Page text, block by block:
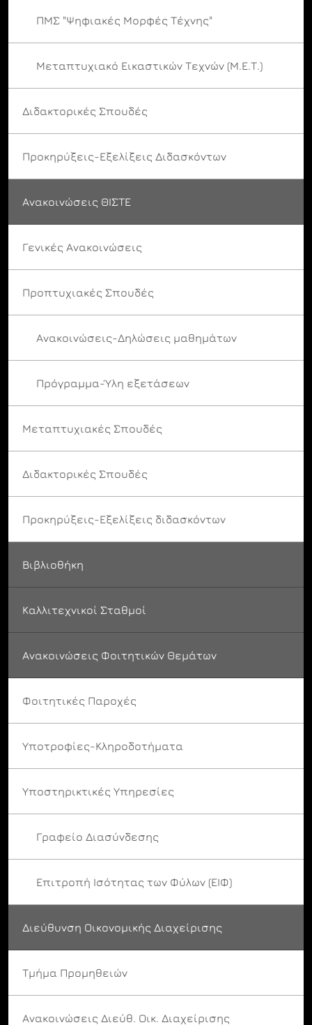
ΠΜΣ "Ψηφιακές Μορφές Τέχνης"
Μεταπτυχιακό Εικαστικών Τεχνών (Μ.Ε.Τ.)
Διδακτορικές Σπουδές
Προκηρύξεις-Εξελίξεις Διδασκόντων
Ανακοινώσεις ΘΙΣΤΕ
Γενικές Ανακοινώσεις
Προπτυχιακές Σπουδές
Ανακοινώσεις-Δηλώσεις μαθημάτων
Πρόγραμμα-Ύλη εξετάσεων
Μεταπτυχιακές Σπουδές
Διδακτορικές Σπουδές
Προκηρύξεις-Εξελίξεις διδασκόντων
Βιβλιοθήκη
Καλλιτεχνικοί Σταθμοί
Ανακοινώσεις Φοιτητικών Θεμάτων
Φοιτητικές Παροχές
Υποτροφίες-Κληροδοτήματα
Υποστηρικτικές Υπηρεσίες
Γραφείο Διασύνδεσης
Επιτροπή Ισότητας των Φύλων (ΕΙΦ)
Διεύθυνση Οικονομικής Διαχείρισης
Τμήμα Προμηθειών
Ανακοινώσεις Διεύθ. Οικ. Διαχείρισης